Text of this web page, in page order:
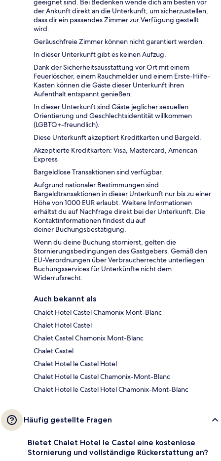
geeignet sind. Bei Bedenken wende dich am besten vor
der Ankunft direkt an die Unterkunft, um sicherzustellen,
dass dir ein passendes Zimmer zur Verfügung gestellt
wird.
Geräuschfreie Zimmer können nicht garantiert werden.
In dieser Unterkunft gibt es keinen Aufzug.
Dank der Sicherheitsausstattung vor Ort mit einem
Feuerlöscher, einem Rauchmelder und einem Erste-Hilfe-
Kasten können die Gäste dieser Unterkunft ihren
Aufenthalt entspannt genießen.
In dieser Unterkunft sind Gäste jeglicher sexuellen
Orientierung und Geschlechtsidentität willkommen
(LGBTQ+-freundlich).
Diese Unterkunft akzeptiert Kreditkarten und Bargeld.
Akzeptierte Kreditkarten: Visa, Mastercard, American
Express
Bargeldlose Transaktionen sind verfügbar.
Aufgrund nationaler Bestimmungen sind
Bargeldtransaktionen in dieser Unterkunft nur bis zu einer
Höhe von 1000 EUR erlaubt. Weitere Informationen
erhältst du auf Nachfrage direkt bei der Unterkunft. Die
Kontaktinformationen findest du auf
deiner Buchungsbestätigung.
Wenn du deine Buchung stornierst, gelten die
Stornierungsbedingungen des Gastgebers. Gemäß den
EU-Verordnungen über Verbraucherrechte unterliegen
Buchungsservices für Unterkünfte nicht dem
Widerrufsrecht.
Auch bekannt als
Chalet Hotel Castel Chamonix Mont-Blanc
Chalet Hotel Castel
Chalet Castel Chamonix Mont-Blanc
Chalet Castel
Chalet Hotel le Castel Hotel
Chalet Hotel le Castel Chamonix-Mont-Blanc
Chalet Hotel le Castel Hotel Chamonix-Mont-Blanc
Häufig gestellte Fragen
Bietet Chalet Hotel le Castel eine kostenlose
Stornierung und vollständige Rückerstattung an?